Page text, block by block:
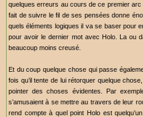
quelques erreurs au cours de ce premier
fait de suivre le fil de ses pensées donne
quels éléments logiques il va se baser pour
pour avoir le dernier mot avec Holo. La ou
beaucoup moins creusé.
Et du coup quelque chose qui passe
fois qu’il tente de lui rétorquer quelque
pointer des choses évidentes. Par
s’amusaient à se mettre au travers de leur
rend compte à quel point Holo est